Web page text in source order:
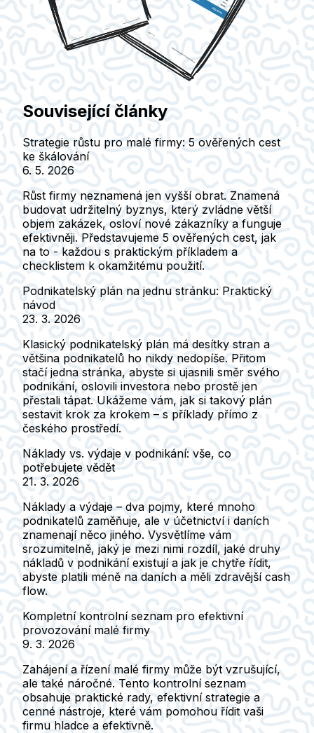
Související články
Strategie růstu pro malé firmy: 5 ověřených cest
ke škálování
6. 5. 2026
Růst firmy neznamená jen vyšší obrat. Znamená
budovat udržitelný byznys, který zvládne větší
objem zakázek, osloví nové zákazníky a funguje
efektivněji. Představujeme 5 ověřených cest, jak
na to - každou s praktickým příkladem a
checklistem k okamžitému použití.
Podnikatelský plán na jednu stránku: Praktický
návod
23. 3. 2026
Klasický podnikatelský plán má desítky stran a
většina podnikatelů ho nikdy nedopíše. Přitom
stačí jedna stránka, abyste si ujasnili směr svého
podnikání, oslovili investora nebo prostě jen
přestali tápat. Ukážeme vám, jak si takový plán
sestavit krok za krokem – s příklady přímo z
českého prostředí.
Náklady vs. výdaje v podnikání: vše, co
potřebujete vědět
21. 3. 2026
Náklady a výdaje – dva pojmy, které mnoho
podnikatelů zaměňuje, ale v účetnictví i daních
znamenají něco jiného. Vysvětlíme vám
srozumitelně, jaký je mezi nimi rozdíl, jaké druhy
nákladů v podnikání existují a jak je chytře řídit,
abyste platili méně na daních a měli zdravější cash
flow.
Kompletní kontrolní seznam pro efektivní
provozování malé firmy
9. 3. 2026
Zahájení a řízení malé firmy může být vzrušující,
ale také náročné. Tento kontrolní seznam
obsahuje praktické rady, efektivní strategie a
cenné nástroje, které vám pomohou řídit vaši
firmu hladce a efektivně.